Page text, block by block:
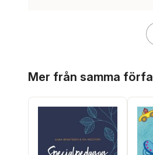
Mer från samma